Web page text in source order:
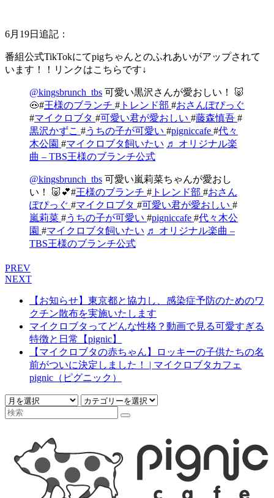
6月19日追記：
番組公式TikTokにてpigちゃんとのふれあいがアップされて
います！！リンクはこちらです↓
@kingsbrunch_tbs 可愛い黒沢さんが愛おしい！ 🐷
🐽#王様のブランチ # トレンド部 #おさんぽぴっぐ
#マイクロブタ #可愛い君が愛おしい #藤森慎吾 #
黒沢かずこ #うちの子が可愛い #pigniccafe #代々
木公園 #マイクロブタ飼いたい ♬ オリジナル楽
曲 – TBS王様のブランチ公式
@kingsbrunch_tbs 可愛い嵐莉菜ちゃんが愛おし
い！ 🐷💕#王様のブランチ # トレンド部 #おさん
ぽぴっぐ #マイクロブタ #可愛い君が愛おしい #
嵐莉菜 #うちの子が可愛い #pigniccafe #代々木公
園 #マイクロブタ飼いたい ♬ オリジナル楽曲 –
TBS王様のブランチ公式
PREV
NEXT
【お知らせ】東京都と協力し、感染症予防のためのワ
クチン散布を実施いたします
マイクロブタってどんな性格？動画で見る可愛すぎる
特徴と日常【pignic】
【マイクロブタの赤ちゃん】ロッキーの子供たちの名
前がついに決定しました！ | マイクロブタカフェ
pignic（ピグニック）